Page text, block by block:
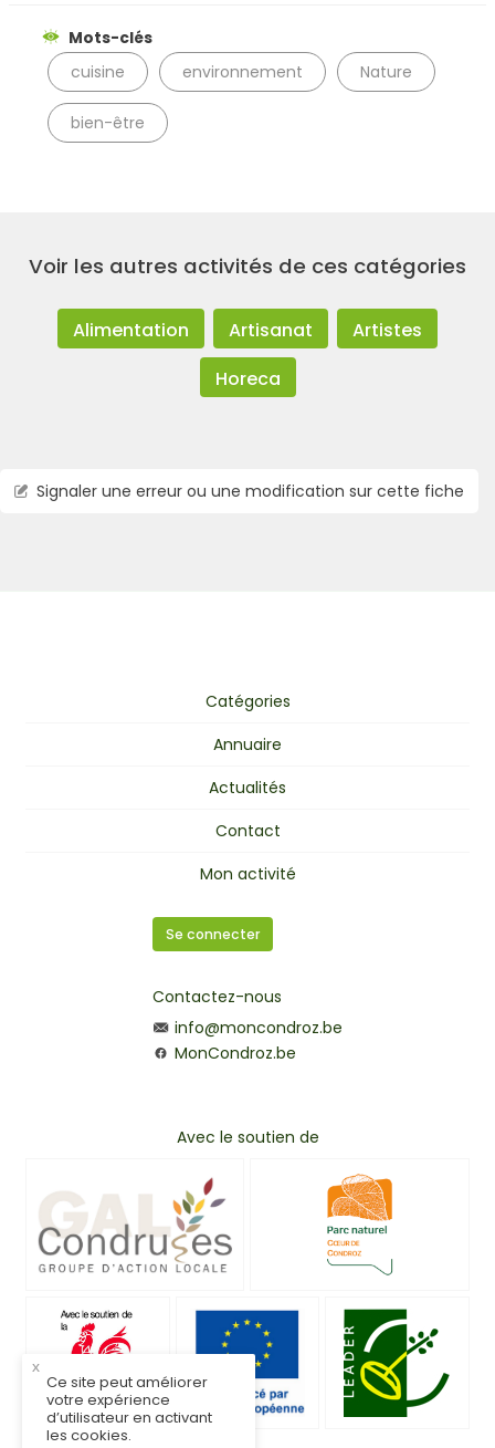
Mots-clés
cuisine
environnement Nature
bien-être
Voir les autres activités de ces catégories
Alimentation Artisanat
Artistes
Horeca
Signaler une erreur ou une modification sur cette fiche
Catégories
Annuaire
Actualités
Contact
Mon activité
Se connecter
Contactez-nous
info@moncondroz.be
MonCondroz.be
Avec le soutien de
x
Ce site peut améliorer
votre expérience
d’utilisateur en activant
les cookies.